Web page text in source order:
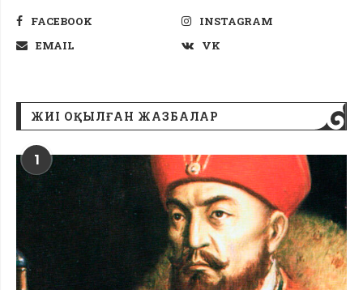
FACEBOOK
INSTAGRAM
EMAIL
VK
ЖИІ ОҚЫЛҒАН ЖАЗБАЛАР
1